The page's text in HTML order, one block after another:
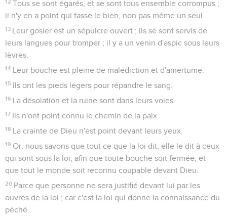
12 Tous se sont égarés, et se sont tous ensemble corrompus ;
il n'y en a point qui fasse le bien, non pas même un seul.
13 Leur gosier est un sépulcre ouvert ; ils se sont servis de
leurs langues pour tromper ; il y a un venin d'aspic sous leurs
lèvres.
14 Leur bouche est pleine de malédiction et d'amertume.
15 Ils ont les pieds légers pour répandre le sang.
16 La désolation et la ruine sont dans leurs voies.
17 Ils n'ont point connu le chemin de la paix.
18 La crainte de Dieu n'est point devant leurs yeux.
19 Or, nous savons que tout ce que la loi dit, elle le dit à ceux
qui sont sous la loi, afin que toute bouche soit fermée, et
que tout le monde soit reconnu coupable devant Dieu.
20 Parce que personne ne sera justifié devant lui par les
ouvres de la loi ; car c'est la loi qui donne la connaissance du
péché.